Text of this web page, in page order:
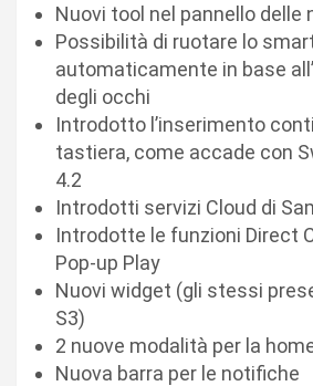
Nuovi tool nel pannello delle
Possibilità di ruotare lo
automaticamente in base
degli occhi
Introdotto l’inserimento
tastiera, come accade con
4.2
Introdotti servizi Cloud di
Introdotte le funzioni Direct
Pop-up Play
Nuovi widget (gli stessi
S3)
2 nuove modalità per la
Nuova barra per le notifiche